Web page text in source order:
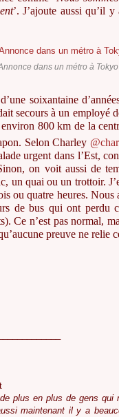
’. J’ajoute aussi qu’il
dans un métro à Tokyo
soixantaine
secours à un employé
800 km de la
Selon Charley
urgent dans l’Est,
on voit aussi de
un quai ou un trottoir.
ou quatre heures.
de bus qui ont perdu
Ce n’est pas normal,
preuve ne relie
plus en plus de gens qui
maintenant il y a